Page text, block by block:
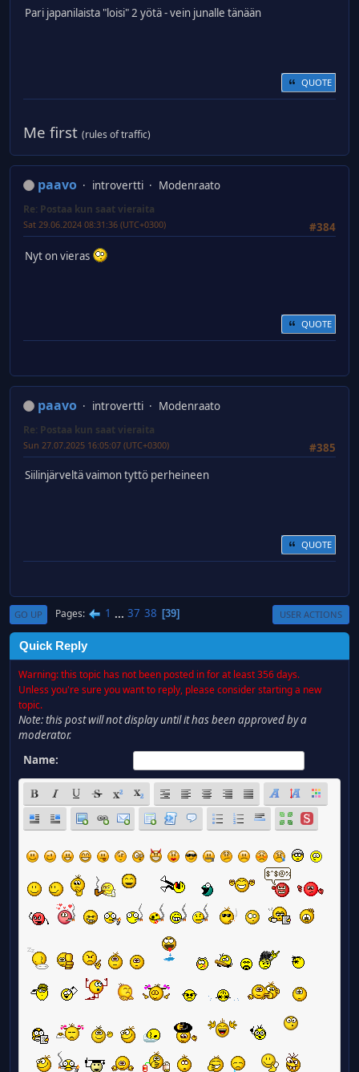
Pari japanilaista "loisi" 2 yötä - vein junalle tänään
QUOTE
Me first (rules of traffic)
paavo introvertti Modenraato
Re: Postaa kun saat vieraita
#384
Sat 29.06.2024 08:31:36 (UTC+0300)
Nyt on vieras
QUOTE
paavo introvertti Modenraato
Re: Postaa kun saat vieraita
#385
Sun 27.07.2025 16:05:07 (UTC+0300)
Siilinjärveltä vaimon tyttö perheineen
QUOTE
GO UP Pages 1 ... 37 38 39 USER ACTIONS
Quick Reply
Warning: this topic has not been posted in for at least 356 days.
Unless you're sure you want to reply, please consider starting a new
topic.
Note: this post will not display until it has been approved by a
moderator.
Name: